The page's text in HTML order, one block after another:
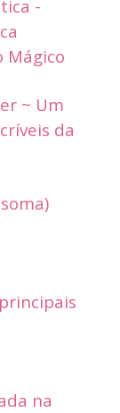
-
Mágico
~ Um
da
na